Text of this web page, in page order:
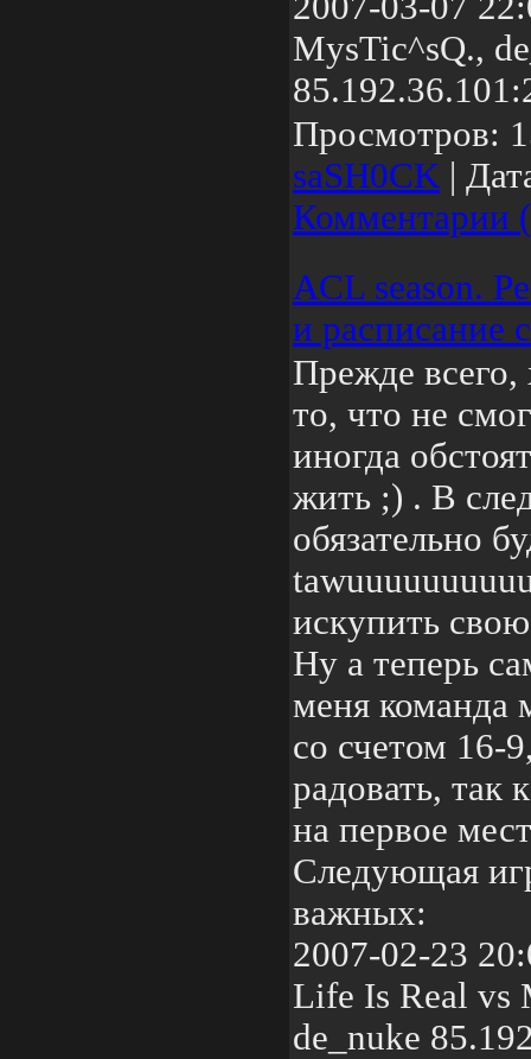
MysTic^sQ.,
Просмотров:
saSH0CK
Комментарии
ACL season.
и расписание
Прежде всего,
то, что не
иногда
жить ;) . В
обязательно
искупить
Ну а теперь
меня команда
со счетом 16-
радовать, так
на первое
Следующая
важных:
2007-02-23
Life Is Real vs
de_nuke